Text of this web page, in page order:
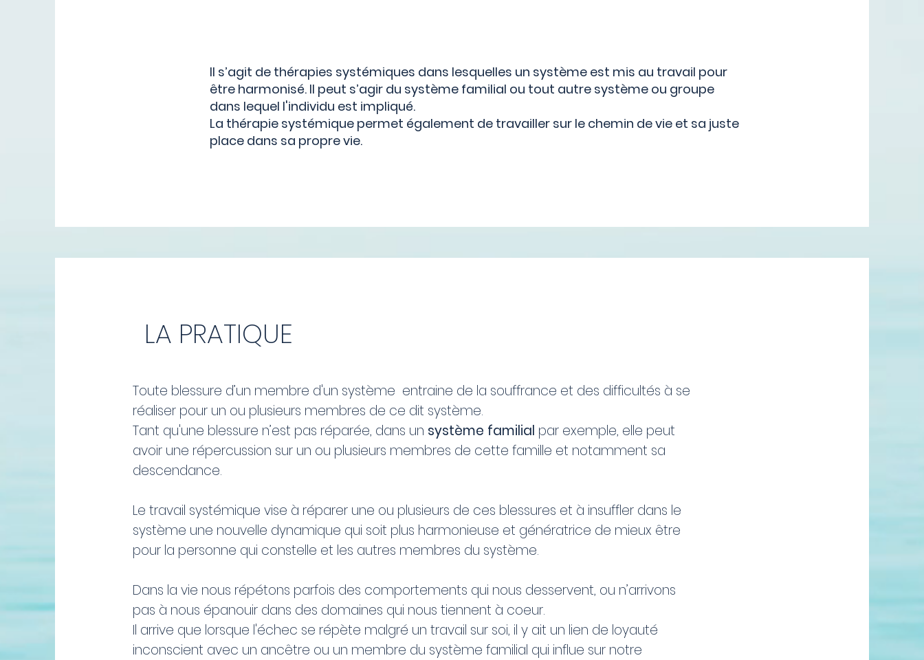
Il s’agit de thérapies systémiques dans lesquelles un système est mis au travail pour
être harmonisé. Il peut s’agir du système familial ou tout autre système ou groupe
dans lequel l'individu est impliqué.
La thérapie systémique permet également de travailler sur le chemin de vie et sa juste
place dans sa propre vie.
LA PRATIQUE
Toute blessure d’un membre d'un système entraine de la souffrance et des difficultés à se
réaliser pour un ou plusieurs membres de ce dit système.
Tant qu'une blessure n’est pas réparée, dans un système familial par exemple, elle peut
avoir une répercussion sur un ou plusieurs membres de cette famille et notamment sa
descendance.
Le travail systémique vise à réparer une ou plusieurs de ces blessures et à insuffler dans le
système une nouvelle dynamique qui soit plus harmonieuse et génératrice de mieux être
pour la personne qui constelle et les autres membres du système.
Dans la vie nous répétons parfois des comportements qui nous desservent, ou n’arrivons
pas à nous épanouir dans des domaines qui nous tiennent à coeur.
Il arrive que lorsque l'échec se répète malgré un travail sur soi, il y ait un lien de loyauté
inconscient avec un ancêtre ou un membre du système familial qui influe sur notre